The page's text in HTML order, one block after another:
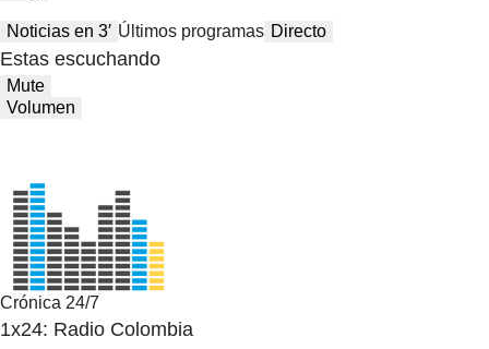
Noticias en 3′ Últimos programas Directo
Estas escuchando
Mute
Volumen
Crónica 24/7
1x24: Radio Colombia